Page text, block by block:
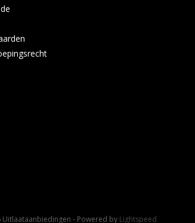
- Powered by Lightspeed